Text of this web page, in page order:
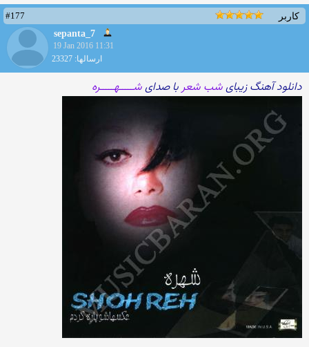
کاربر
#177
sepanta_7
19 Jan 2016 11:31
ارسالها: 23327
دانلود آهنگ زیبایشب شعربا صدایشـــــهـــــره